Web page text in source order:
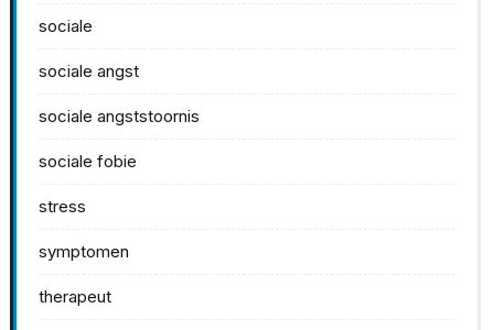
sociale
sociale angst
sociale angststoornis
sociale fobie
stress
symptomen
therapeut